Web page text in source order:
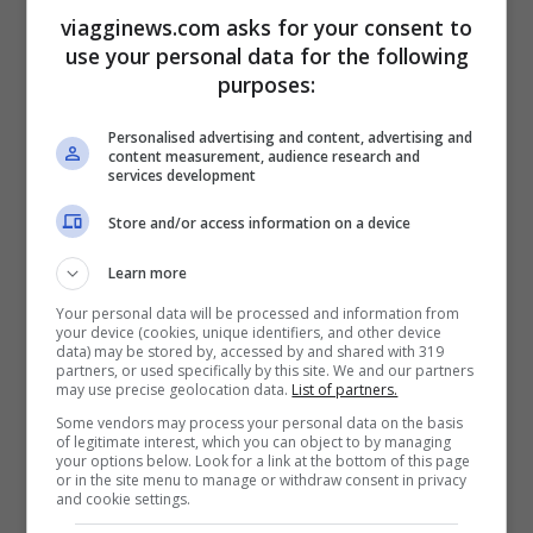
che è considerato il luogo più romantico
della zona.
Isola del Lago di Bled in Slovenia – viagginews.com
D’estate potetefare una nuotata o
viagginews.com asks for your consent to
use your personal data for the following
purposes:
Personalised advertising and content, advertising and
content measurement, audience research and
services development
Store and/or access information on a device
Learn more
Your personal data will be processed and information from
your device (cookies, unique identifiers, and other device
data) may be stored by, accessed by and shared with 319
partners, or used specifically by this site. We and our partners
may use precise geolocation data. List of partners.
Some vendors may process your personal data on the basis
of legitimate interest, which you can object to by managing
your options below. Look for a link at the bottom of this page
or in the site menu to manage or withdraw consent in privacy
and cookie settings.